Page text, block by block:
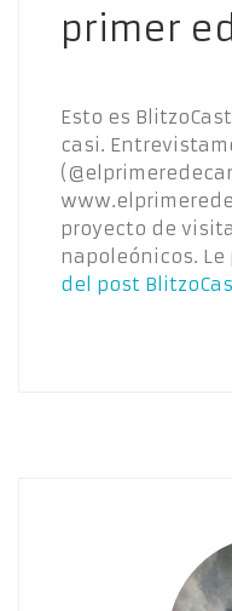
primer
Esto es
casi.
proyecto de
napoleónicos.
del post